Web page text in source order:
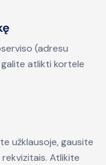
(adresu
galite atlikti kortele
užklausoje, gausite
Atlikite